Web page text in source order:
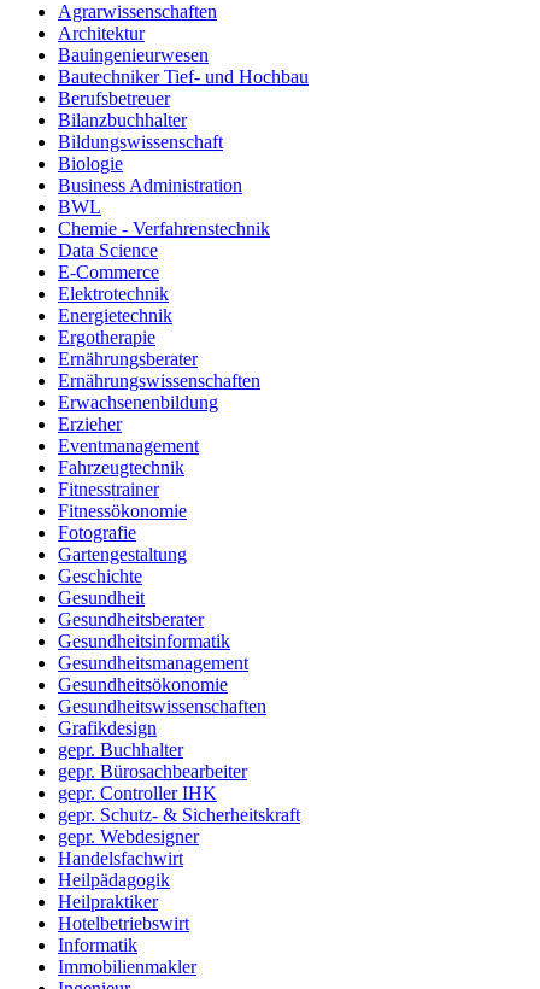
Agrarwissenschaften
Architektur
Bauingenieurwesen
Bautechniker Tief- und Hochbau
Berufsbetreuer
Bilanzbuchhalter
Bildungswissenschaft
Biologie
Business Administration
BWL
Chemie - Verfahrenstechnik
Data Science
E-Commerce
Elektrotechnik
Energietechnik
Ergotherapie
Ernährungsberater
Ernährungswissenschaften
Erwachsenenbildung
Erzieher
Eventmanagement
Fahrzeugtechnik
Fitnesstrainer
Fitnessökonomie
Fotografie
Gartengestaltung
Geschichte
Gesundheit
Gesundheitsberater
Gesundheitsinformatik
Gesundheitsmanagement
Gesundheitsökonomie
Gesundheitswissenschaften
Grafikdesign
gepr. Buchhalter
gepr. Bürosachbearbeiter
gepr. Controller IHK
gepr. Schutz- & Sicherheitskraft
gepr. Webdesigner
Handelsfachwirt
Heilpädagogik
Heilpraktiker
Hotelbetriebswirt
Informatik
Immobilienmakler